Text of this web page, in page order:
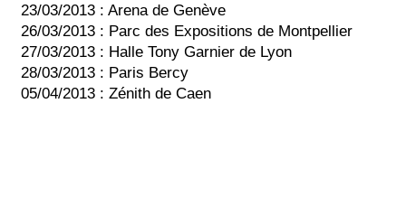
23/03/2013 : Arena de Genève
26/03/2013 : Parc des Expositions de Montpellier
27/03/2013 : Halle Tony Garnier de Lyon
28/03/2013 : Paris Bercy
05/04/2013 : Zénith de Caen